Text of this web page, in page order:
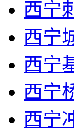
西宁
西宁
西宁
西宁
西宁